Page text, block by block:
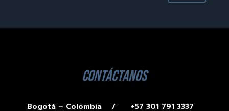
contáctanos
Bogotá – Colombia / +57 301 791 3337